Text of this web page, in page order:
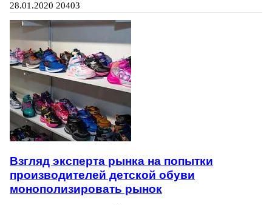
28.01.2020 20403
Взгляд эксперта рынка на попытки
производителей детской обуви
монополизировать рынок